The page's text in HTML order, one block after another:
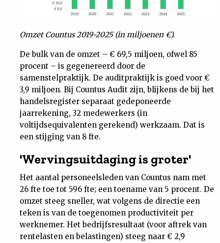
Omzet Countus 2019-2025 (in miljoenen €).
De bulk van de omzet – € 69,5 miljoen, ofwel 85
procent – is gegenereerd door de
samenstelpraktijk. De auditpraktijk is goed voor €
3,9 miljoen. Bij Countus Audit zijn, blijkens de bij het
handelsregister separaat gedeponeerde
jaarrekening, 32 medewerkers (in
voltijdsequivalenten gerekend) werkzaam. Dat is
een stijging van 8 fte.
'Wervingsuitdaging is groter'
Het aantal personeelsleden van Countus nam met
26 fte toe tot 596 fte; een toename van 5 procent. De
omzet steeg sneller, wat volgens de directie een
teken is van de toegenomen productiviteit per
werknemer. Het bedrijfsresultaat (voor aftrek van
rentelasten en belastingen) steeg naar € 2,9